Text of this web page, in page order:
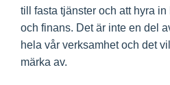
till fasta tjänster och att hyra
och finans. Det är inte en del
hela vår verksamhet och det
märka av.